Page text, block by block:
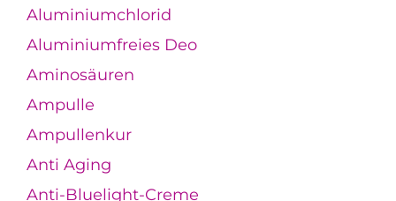
Aluminiumchlorid
Aluminiumfreies Deo
Aminosäuren
Ampulle
Ampullenkur
Anti Aging
Anti-Bluelight-Creme